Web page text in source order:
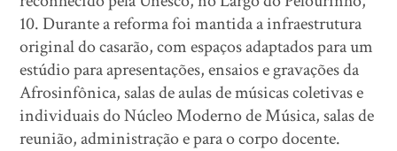
10. Durante a reforma foi mantida a infraestrutura
original do casarão, com espaços adaptados para um
estúdio para apresentações, ensaios e gravações da
Afrosinfônica, salas de aulas de músicas coletivas e
individuais do Núcleo Moderno de Música, salas de
reunião, administração e para o corpo docente.